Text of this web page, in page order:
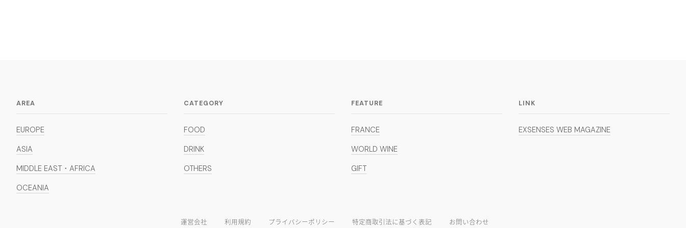
AREA
EUROPE
ASIA
MIDDLE EAST・AFRICA
OCEANIA
CATEGORY
FOOD
DRINK
OTHERS
FEATURE
FRANCE
WORLD WINE
GIFT
LINK
EXSENSES WEB MAGAZINE
運営会社 利用規約 プライバシーポリシー 特定商取引法に基づく表記 お問い合わせ